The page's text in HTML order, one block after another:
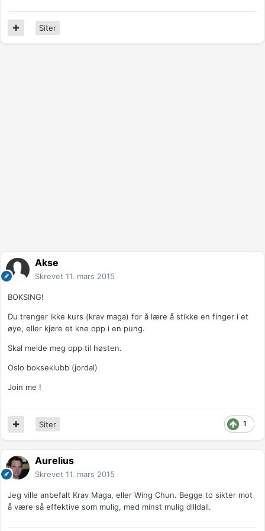
Siter
Akse
Skrevet 11. mars 2015
BOKSING!
Du trenger ikke kurs (krav maga) for å lære å stikke en finger i et
øye, eller kjøre et kne opp i en pung.
Skal melde meg opp til høsten.
Oslo bokseklubb (jordal)
Join me !
1
Siter
Aurelius
Skrevet 11. mars 2015
Jeg ville anbefalt Krav Maga, eller Wing Chun. Begge to sikter mot
å være så effektive som mulig, med minst mulig dilldall.